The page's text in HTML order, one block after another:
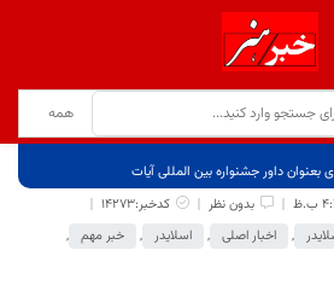
داور جشنواره بین المللی آیات
بدون نظر
کدخبر:14273
, اخبار اصلی , اسلایدر , خبر مهم ,